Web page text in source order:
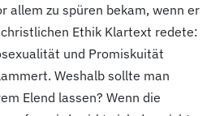
allem zu spüren bekam, wenn er
Ethik Klartext redete:
und Promiskuität
Weshalb sollte man
Elend lassen? Wenn die